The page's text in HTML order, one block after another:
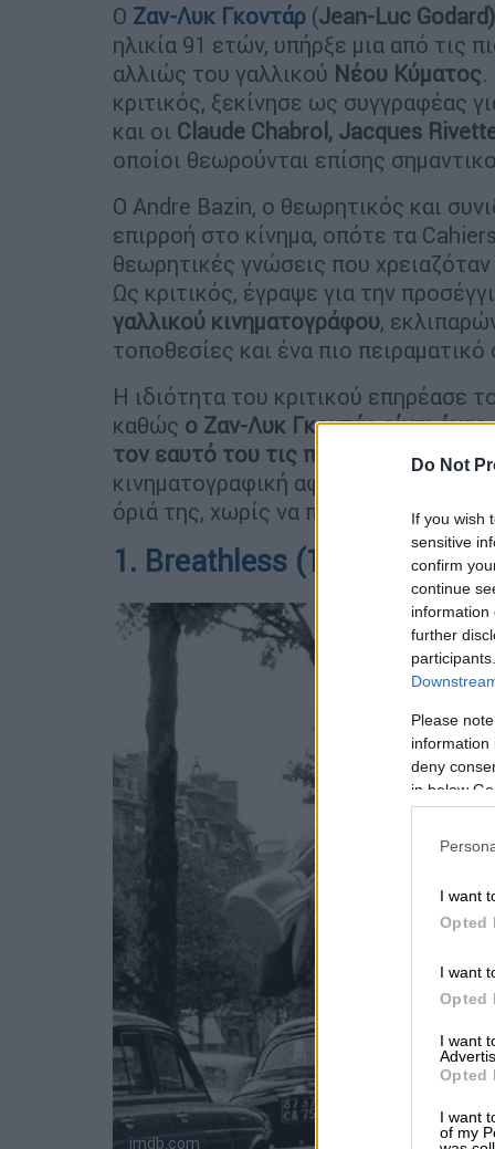
Do Not
If you wish
sensitive
confirm
continue
information
further
Please
information
deny
in below
I want
Opted
I want
Opted
I want
Opted
I want
of my
Ο Ζαν-Λυκ Γκοντάρ (Jean-Luc
ηλικία 91 ετών, υπήρξε μια από τις
αλλιώς του γαλλικού Νέου Κύματος.
κριτικός, ξεκίνησε ως συγγραφέας
και οι Claude Chabrol, Jacques
οποίοι θεωρούνται επίσης
Ο Andre Bazin, ο θεωρητικός και
επιρροή στο κίνημα, οπότε τα
θεωρητικές γνώσεις που
Ως κριτικός, έγραψε για την
γαλλικού κινηματογράφου,
τοποθεσίες και ένα πιο
Η ιδιότητα του κριτικού επηρέασε
καθώς ο Ζαν-Λυκ Γκοντάρ είναι
τον εαυτό του τις περισσότερες
κινηματογραφική αφήγηση και την
όριά της, χωρίς να προσκολλάται
1. Breathless (1960)
imdb.com